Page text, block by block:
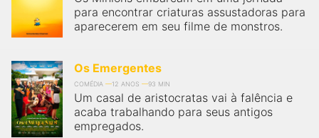
para encontrar criaturas assustadoras para
aparecerem em seu filme de monstros.
Os Emergentes
COMÉDIA 12 ANOS 93 MIN
Um casal de aristocratas vai à falência e
acaba trabalhando para seus antigos
empregados.